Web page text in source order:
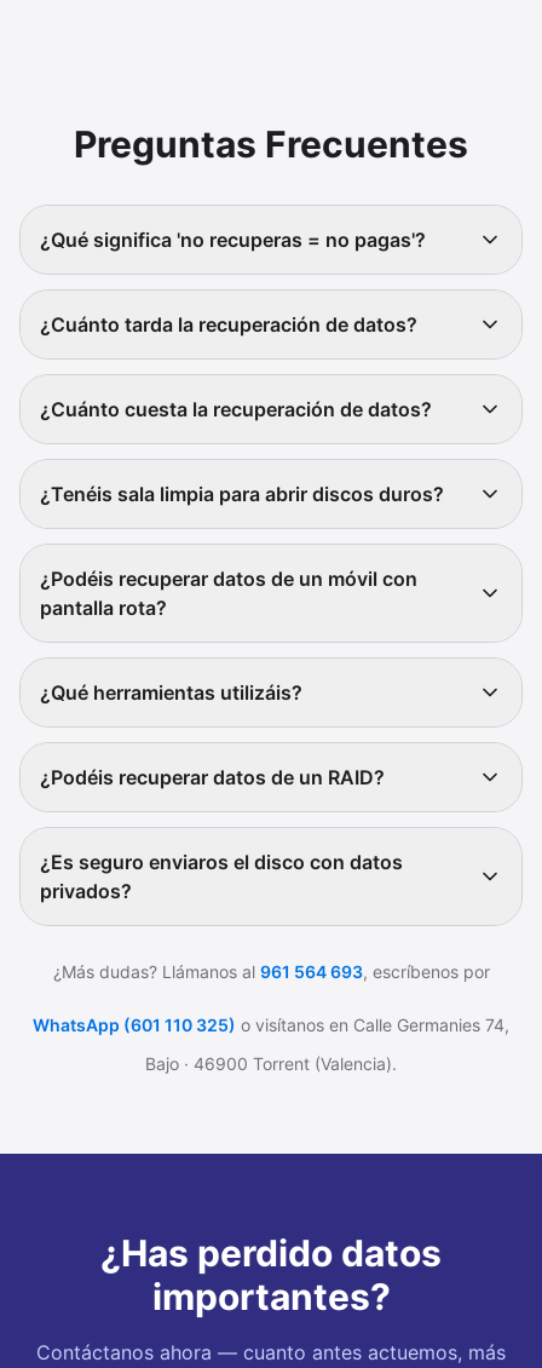
Preguntas Frecuentes
¿Qué significa 'no recuperas = no pagas'?
¿Cuánto tarda la recuperación de datos?
¿Cuánto cuesta la recuperación de datos?
¿Tenéis sala limpia para abrir discos duros?
¿Podéis recuperar datos de un móvil con
pantalla rota?
¿Qué herramientas utilizáis?
¿Podéis recuperar datos de un RAID?
¿Es seguro enviaros el disco con datos
privados?
¿Más dudas? Llámanos al 961 564 693, escríbenos por
WhatsApp (601 110 325) o visítanos en Calle Germanies 74,
Bajo · 46900 Torrent (Valencia).
¿Has perdido datos
importantes?
Contáctanos ahora — cuanto antes actuemos, más